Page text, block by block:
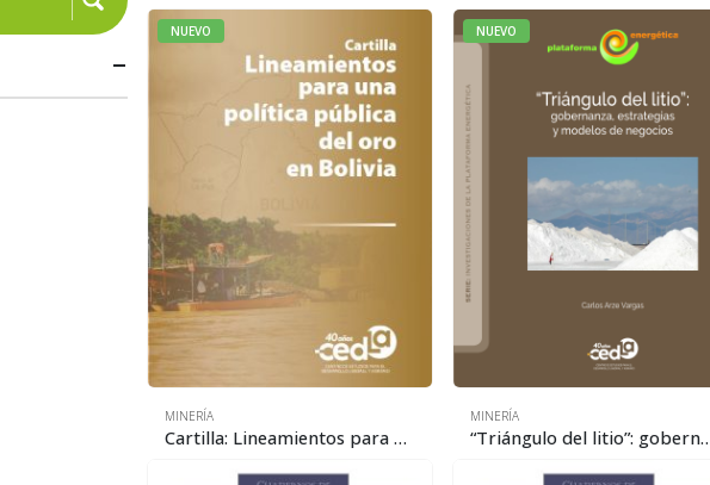
NUEVO
MINERÍA
Cartilla: Lineamientos para una política pública del oro en Bolivia
NUEVO
MINERÍA
“Triángulo del litio”: gobernanza,